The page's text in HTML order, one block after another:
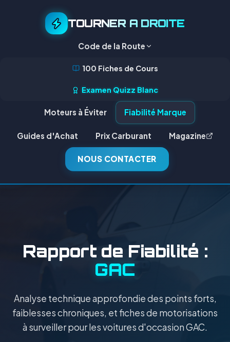
TOURNER A DROITE
Code de la Route
100 Fiches de Cours
Examen Quizz Blanc
Moteurs à Éviter Fiabilité Marque
Guides d'Achat Prix Carburant Magazine
NOUS CONTACTER
Rapport de Fiabilité :
GAC
Analyse technique approfondie des points forts,
faiblesses chroniques, et fiches de motorisations
à surveiller pour les voitures d'occasion GAC.